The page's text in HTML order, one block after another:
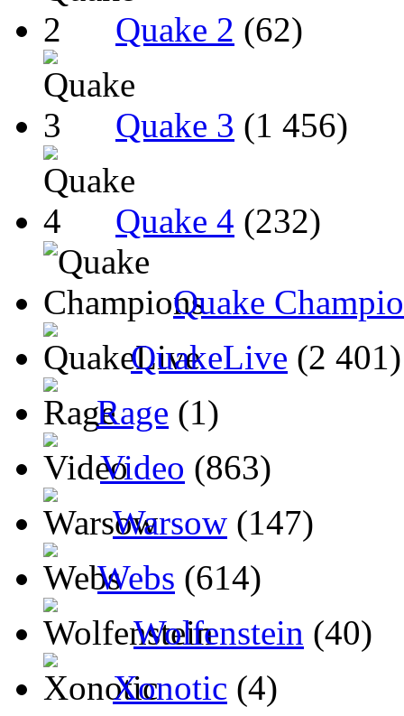
Quake 2 (62)
Quake 3 (1 456)
Quake 4 (232)
Quake
QuakeLive (2 401)
Rage (1)
Video (863)
Warsow (147)
Webs (614)
Wolfenstein (40)
Xonotic (4)